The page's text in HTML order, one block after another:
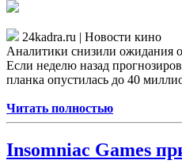
24kadra.ru | Новости кино
Аналитики снизили ожидания
Если неделю назад
планка опустилась до 40
Читать полностью
Insomniac Games